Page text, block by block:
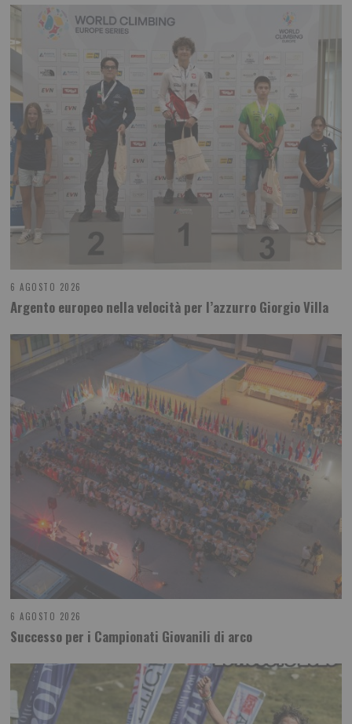
6 AGOSTO 2026
Argento europeo nella velocità per l’azzurro Giorgio Villa
6 AGOSTO 2026
Successo per i Campionati Giovanili di arco